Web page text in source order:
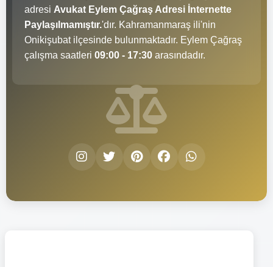
adresi Avukat Eylem Çağraş Adresi İnternette
Paylaşılmamıştır.'dır. Kahramanmaraş ili'nin
Onikişubat ilçesinde bulunmaktadır. Eylem Çağraş
çalışma saatleri 09:00 - 17:30 arasındadır.